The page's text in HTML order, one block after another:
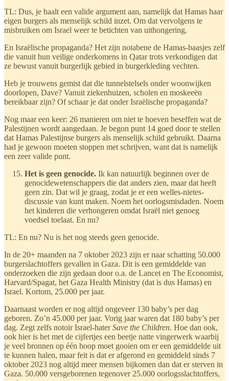
TL: Dus, je haalt een valide argument aan, namelijk dat Hamas haar
eigen burgers als menselijk schild inzet. Om dat vervolgens te
misbruiken om Israel weer te betichten van uithongering.
En Israëlische propaganda? Het zijn notabene de Hamas-baasjes zelf
die vanuit hun veilige onderkomens in Qatar trots verkondigen dat
ze bewust vanuit burgerlijk gebied in burgerkleding vechten.
Heb je trouwens gemist dat die tunnelstelsels onder woonwijken
doorlopen, Dave? Vanuit ziekenhuizen, scholen en moskeeën
bereikbaar zijn? Of schaar je dat onder Israëlische propaganda?
Nog maar een keer: 26 manieren om niet te hoeven beseffen wat de
Palestijnen wordt aangedaan. Je begon punt 14 goed door te stellen
dat Hamas Palestijnse burgers als menselijk schild gebruikt. Daarna
had je gewoon moeten stoppen met schrijven, want dat is namelijk
een zeer valide punt.
Het is geen genocide. Ik kan natuurlijk beginnen over de
genocidewetenschappers die dat anders zien, maar dat heeft
geen zin. Dat wil je graag, zodat je er een welles-nietes-
discussie van kunt maken. Noem het oorlogsmisdaden. Noem
het kinderen die verhongeren omdat Israël niet genoeg
voedsel toelaat. En nu?
TL: En nu? Nu is het nog steeds geen genocide.
In de 20+ maanden na 7 oktober 2023 zijn er naar schatting 50.000
burgerslachtoffers gevallen in Gaza. Dit is een gemiddelde van
onderzoeken die zijn gedaan door o.a. de Lancet en The Economist,
Harvard/Spagat, het Gaza Health Ministry (dat is dus Hamas) en
Israel. Kortom, 25.000 per jaar.
Daarnaast worden er nog altijd ongeveer 130 baby’s per dag
geboren. Zo’n 45.000 per jaar. Vorig jaar waren dat 180 baby’s per
dag. Zegt zelfs notoir Israel-haterSave the Children. Hoe dan ook,
ook hier is het met de cijfertjes een beetje natte vingerwerk waarbij
je veel bronnen op één hoop moet gooien om er een gemiddelde uit
te kunnen halen, maar feit is dat er afgerond en gemiddeld sinds 7
oktober 2023 nog altijd meer mensen bijkomen dan dat er sterven in
Gaza. 50.000 versgeborenen tegenover 25.000 oorlogsslachtoffers,